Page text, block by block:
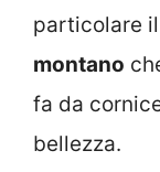
particolare
montano
fa da
bellezza.